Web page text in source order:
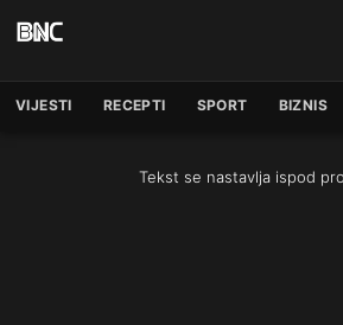
VIJESTI RECEPTI SPORT BIZNIS
Tekst se nastavlja ispod